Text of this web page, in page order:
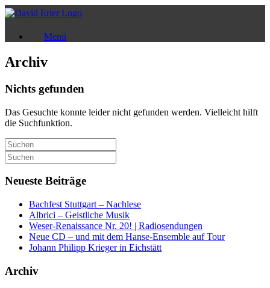
Zum
Inhalt
Menü
Archiv
Nichts gefunden
Das Gesuchte konnte leider nicht gefunden werden. Vielleicht hilft
die Suchfunktion.
Suchen
nach:
Suchen
nach:
Neueste Beiträge
Bachfest Stuttgart – Nachlese
Albrici – Geistliche Musik
Weser-Renaissance Nr. 20! | Radiosendungen
Neue CD – und mit dem Hanse-Ensemble auf Tour
Johann Philipp Krieger in Eichstätt
Archiv